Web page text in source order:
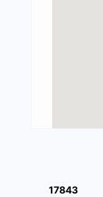
17843